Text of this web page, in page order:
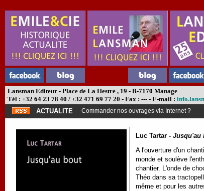
Lansman Editeur - Place de La Hestre , 19 - B-7170 Manage
Tél : +32 64 23 78 40 / +32 471 69 77 20 - Fax : --- - E-mail :
ACTUALITE Commander nos ouvrages via Internet ?
Luc Tartar - Jusqu'au
A l'ouverture d'un
monde et soulève
chantier. L'onde de
Théo dans sa
même et pour les